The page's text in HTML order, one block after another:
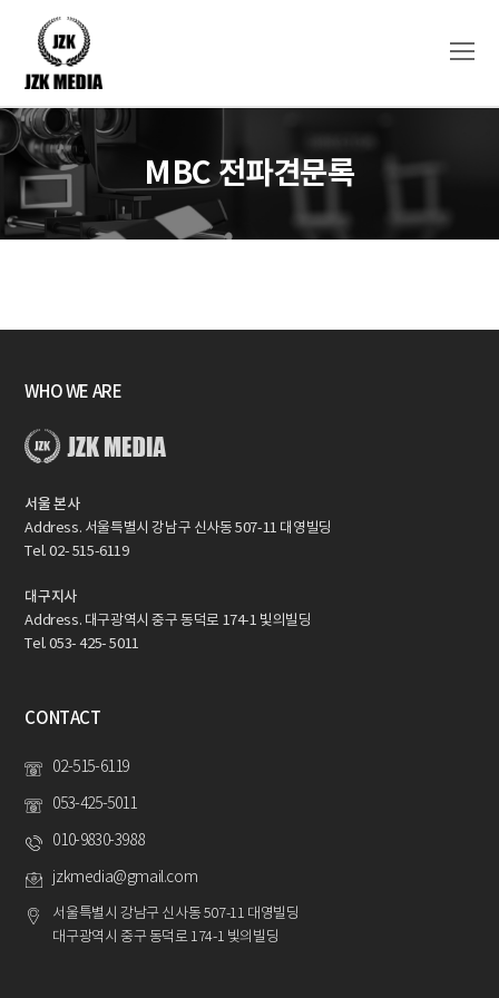
MBC 전파견문록
WHO WE ARE
서울 본사
Address. 서울특별시 강남구 신사동 507-11 대영빌딩
Tel. 02- 515-6119
대구지사
Address. 대구광역시 중구 동덕로 174-1 빛의빌딩
Tel. 053- 425- 5011
CONTACT
02-515-6119
053-425-5011
010-9830-3988
jzkmedia@gmail.com
서울특별시 강남구 신사동 507-11 대영빌딩
대구광역시 중구 동덕로 174-1 빛의빌딩